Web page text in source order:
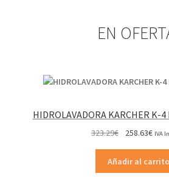
EN
HIDROLAVADORA KARCHER K-
323.29€
original
era:
258.63€El
actual
es:
IVA
Añadir al carrito